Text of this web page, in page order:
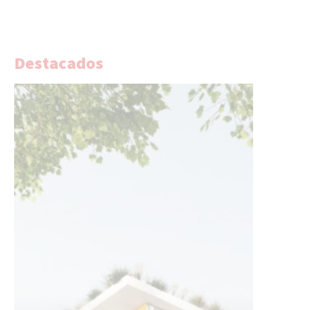
Destacados